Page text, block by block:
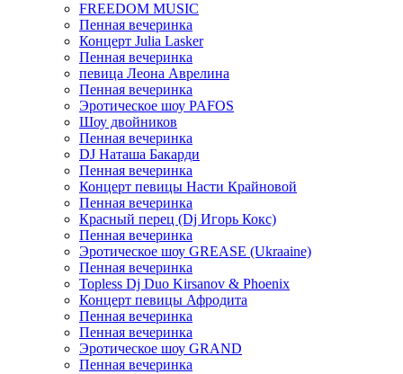
FREEDOM MUSIC
Пенная вечеринка
Концерт Julia Lasker
Пенная вечеринка
певица Леона Аврелина
Пенная вечеринка
Эротическое шоу PAFOS
Шоу двойников
Пенная вечеринка
DJ Наташа Бакарди
Пенная вечеринка
Концерт певицы Насти Крайновой
Пенная вечеринка
Красный перец (Dj Игорь Кокс)
Пенная вечеринка
Эротическое шоу GREASE (Ukraaine)
Пенная вечеринка
Topless Dj Duo Kirsanov & Phoenix
Концерт певицы Афродита
Пенная вечеринка
Пенная вечеринка
Эротическое шоу GRAND
Пенная вечеринка